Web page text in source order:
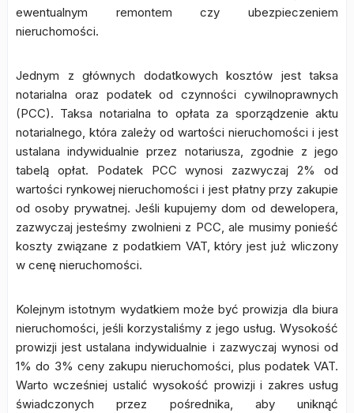
ewentualnym remontem czy ubezpieczeniem
nieruchomości.
Jednym z głównych dodatkowych kosztów jest taksa
notarialna oraz podatek od czynności cywilnoprawnych
(PCC). Taksa notarialna to opłata za sporządzenie aktu
notarialnego, która zależy od wartości nieruchomości i jest
ustalana indywidualnie przez notariusza, zgodnie z jego
tabelą opłat. Podatek PCC wynosi zazwyczaj 2% od
wartości rynkowej nieruchomości i jest płatny przy zakupie
od osoby prywatnej. Jeśli kupujemy dom od dewelopera,
zazwyczaj jesteśmy zwolnieni z PCC, ale musimy ponieść
koszty związane z podatkiem VAT, który jest już wliczony
w cenę nieruchomości.
Kolejnym istotnym wydatkiem może być prowizja dla biura
nieruchomości, jeśli korzystaliśmy z jego usług. Wysokość
prowizji jest ustalana indywidualnie i zazwyczaj wynosi od
1% do 3% ceny zakupu nieruchomości, plus podatek VAT.
Warto wcześniej ustalić wysokość prowizji i zakres usług
świadczonych przez pośrednika, aby uniknąć